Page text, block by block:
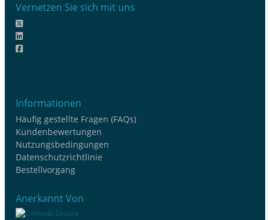
Vernetzen Sie sich mit uns
Informationen
Häufig gestellte Fragen (FAQs)
Kundenbewertungen
Nutzungsbedingungen
Datenschutzrichtlinie
Bestellvorgang
Anerkannt Von